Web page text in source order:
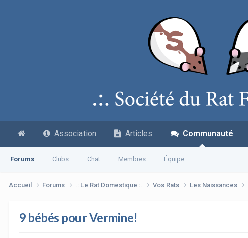
Association Articles Communauté
Forums Clubs Chat Membres Équipe
Accueil Forums .: Le Rat Domestique :. Vos Rats Les Naissances
9 bébés pour Vermine!